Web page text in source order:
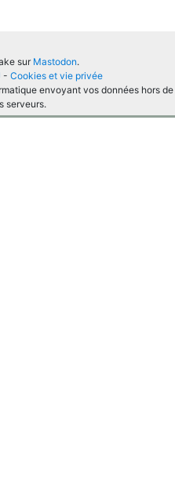
sur Mastodon.
- Cookies et vie privée
envoyant vos données hors de
serveurs.